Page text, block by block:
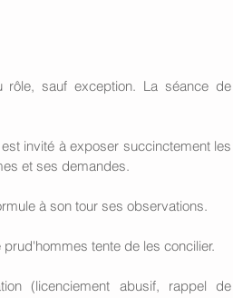
sauf exception. La séance de
invité à exposer succinctement les
et ses demandes.
à son tour ses observations.
tente de les concilier.
(licenciement abusif, rappel de